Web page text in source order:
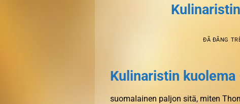
ĐÃ ĐĂNG
Kulinaristin
suomalainen paljon sitä, miten